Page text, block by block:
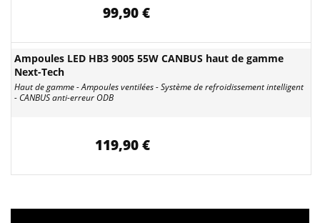
99,90 €
Ampoules LED HB3 9005 55W CANBUS haut de gamme
Next-Tech
Haut de gamme - Ampoules ventilées - Système de refroidissement intelligent
- CANBUS anti-erreur ODB
119,90 €